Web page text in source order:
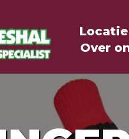
Locatie
Over